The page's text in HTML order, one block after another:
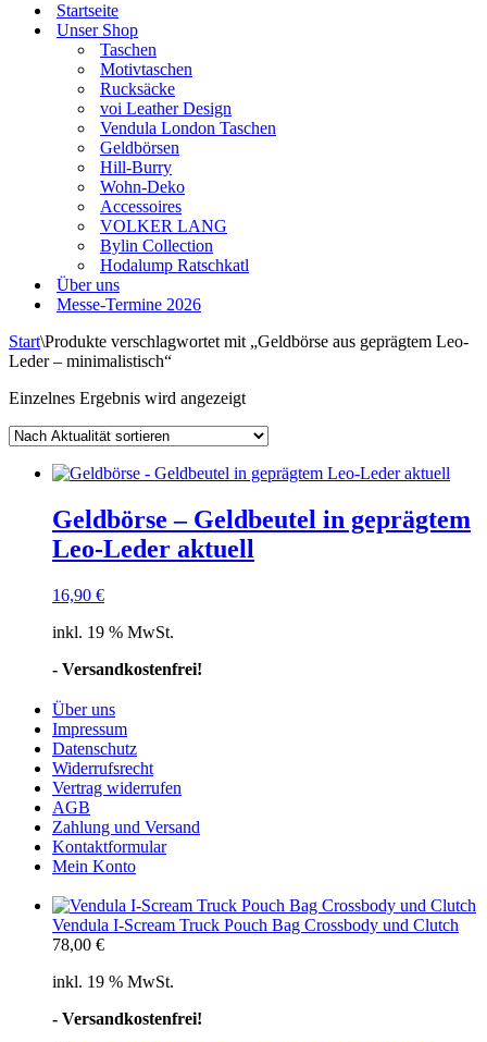
Startseite
Unser Shop
Taschen
Motivtaschen
Rucksäcke
voi Leather Design
Vendula London Taschen
Geldbörsen
Hill-Burry
Wohn-Deko
Accessoires
VOLKER LANG
Bylin Collection
Hodalump Ratschkatl
Über uns
Messe-Termine 2026
Start\Produkte verschlagwortet mit „Geldbörse aus geprägtem Leo-
Leder – minimalistisch“
Einzelnes Ergebnis wird angezeigt
Geldbörse – Geldbeutel in geprägtem
Leo-Leder aktuell
16,90 €
inkl. 19 % MwSt.
- Versandkostenfrei!
Über uns
Impressum
Datenschutz
Widerrufsrecht
Vertrag widerrufen
AGB
Zahlung und Versand
Kontaktformular
Mein Konto
Vendula I-Scream Truck Pouch Bag Crossbody und Clutch
78,00 €
inkl. 19 % MwSt.
- Versandkostenfrei!